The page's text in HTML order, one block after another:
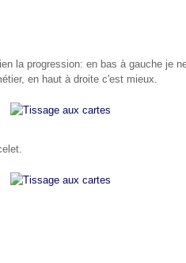
la progression: en bas à gauche je
en haut à droite c'est mieux.